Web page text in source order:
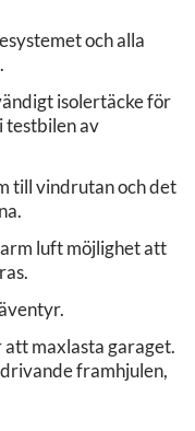
och alla
isolertäcke för
testbilen av
till vindrutan och det
luft möjlighet att
maxlasta garaget.
framhjulen,